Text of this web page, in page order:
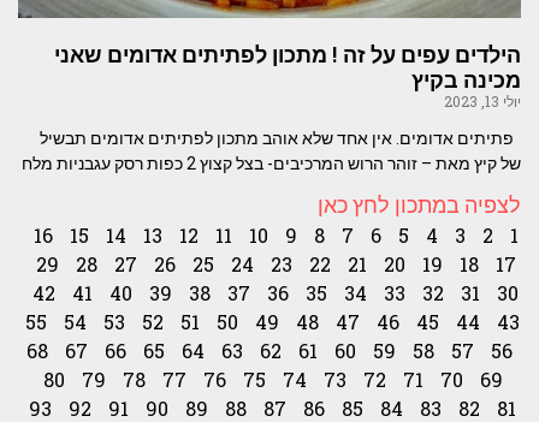
הילדים עפים על זה ! מתכון לפתיתים אדומים שאני
מכינה בקיץ
יולי 13, 2023
פתיתים אדומים. אין אחד שלא אוהב מתכון לפתיתים אדומים תבשיל
של קיץ מאת – זוהר הרוש המרכיבים- בצל קצוץ 2 כפות רסק עגבניות מלח
לצפיה במתכון לחץ כאן
1
2
3
4
5
6
7
8
9
10
11
12
13
14
15
16
17
18
19
20
21
22
23
24
25
26
27
28
29
30
31
32
33
34
35
36
37
38
39
40
41
42
43
44
45
46
47
48
49
50
51
52
53
54
55
56
57
58
59
60
61
62
63
64
65
66
67
68
69
70
71
72
73
74
75
76
77
78
79
80
81
82
83
84
85
86
87
88
89
90
91
92
93